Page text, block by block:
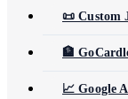
📜 Custom
🏦
📈 Google